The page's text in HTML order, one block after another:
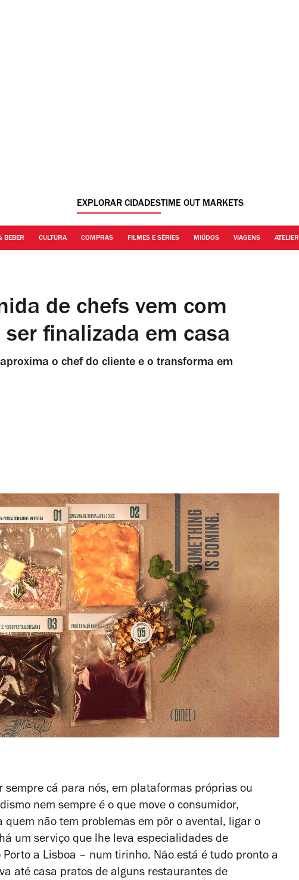
EXPLORAR CIDADESTIME OUT MARKETS
BEBER CULTURA COMPRAS FILMES E SÉRIES MIÚDOS VIAGENS ATELIER
de chefs vem com
finalizada em casa
o chef do cliente e o transforma em
sempre cá para nós, em plataformas próprias ou
nem sempre é o que move o consumidor,
quem não tem problemas em pôr o avental, ligar o
um serviço que lhe leva especialidades de
a Lisboa – num tirinho. Não está é tudo pronto a
até casa pratos de alguns restaurantes de